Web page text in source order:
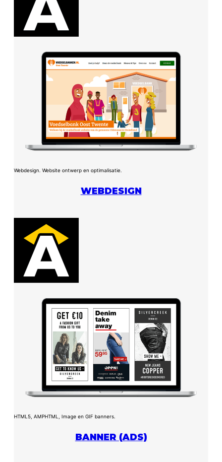
Webdesign. Website ontwerp en optimalisatie.
WEBDESIGN
HTML5, AMPHTML, Image en GIF banners.
BANNER (ADS)